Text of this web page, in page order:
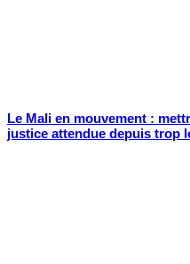
Le Mali en mouvement :
justice attendue depuis trop